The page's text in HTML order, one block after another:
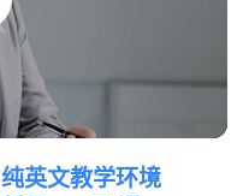
纯英文教学环境